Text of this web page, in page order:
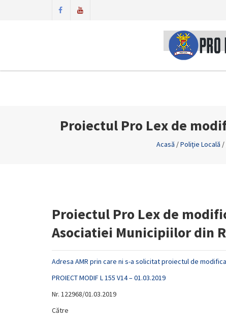
Proiectul Pro Lex de
Acasă /Poliţie Locală /
Proiectul Pro Lex de
Asociatiei Municipiilor din
Adresa AMR prin care ni s-a solicitat proiectul de
PROIECT MODIF L 155 V14 – 01.03.2019
Nr. 122968/01.03.2019
Către